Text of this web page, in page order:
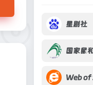
星剧社